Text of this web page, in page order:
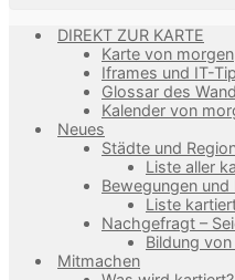
DIREKT ZUR KARTE
Karte von morgen
Iframes und IT-
Glossar des
Kalender von
Neues
Städte und
Liste aller
Bewegungen
Liste
Nachgefragt –
Bildung
Mitmachen